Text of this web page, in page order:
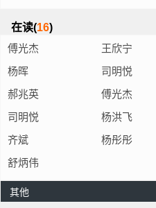
在读(16)
傅光杰
王欣宁
杨晖
司明悦
郝兆英
傅光杰
司明悦
杨洪飞
齐斌
杨彤彤
舒炳伟
其他